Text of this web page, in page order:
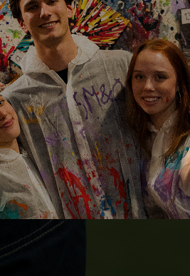
Hva x verffabriek woerden
2026